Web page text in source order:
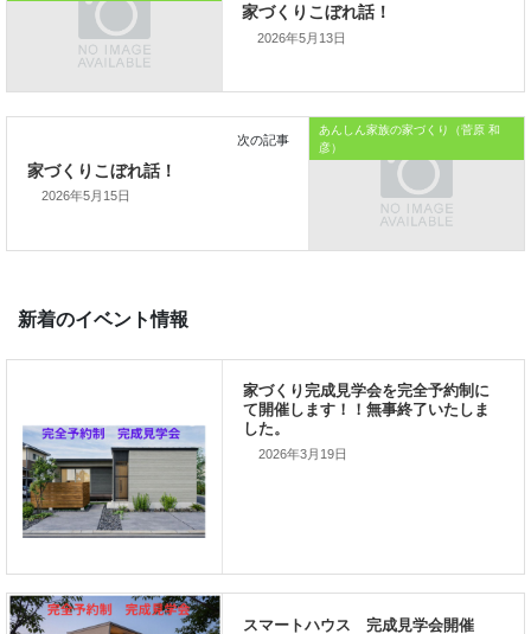
では、では。
前の記事
家づくりこぼれ話！
2026年5月13日
あんしん家族の家づくり（菅原 和
彦）
家づくりこぼれ話！
2026年5月15日
2026年3月19日